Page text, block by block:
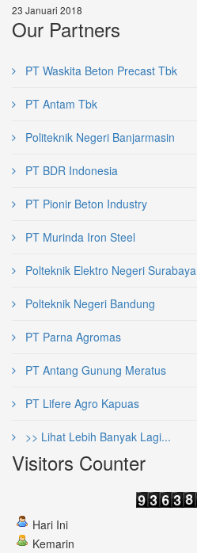
23 Januari 2018
Our Partners
PT Waskita Beton Precast Tbk
PT Antam Tbk
Politeknik Negeri Banjarmasin
PT BDR Indonesia
PT Pionir Beton Industry
PT Murinda Iron Steel
Polteknik Elektro Negeri Surabaya
Polteknik Negeri Bandung
PT Parna Agromas
PT Antang Gunung Meratus
PT Lifere Agro Kapuas
>> Lihat Lebih Banyak Lagi...
Visitors Counter
Hari Ini
Kemarin